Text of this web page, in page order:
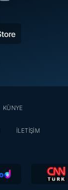
KÜNYE
İLETİŞİM